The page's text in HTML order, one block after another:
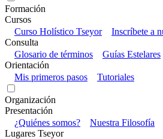
Formación
Cursos
Curso Holístico Tseyor
Inscríbete a
Consulta
Glosario de términos
Guías Estelares
Orientación
Mis primeros pasos
Tutoriales
Organización
Presentación
¿Quiénes somos?
Nuestra Filosofía
Lugares Tseyor